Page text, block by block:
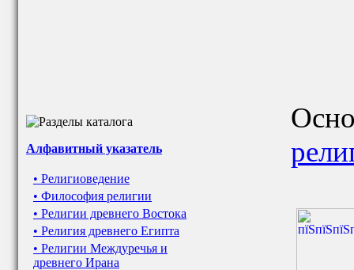
Алфавитный указатель
• Религиоведение
• Философия религии
• Религии древнего Востока
• Религия древнего Египта
• Религии Междуречья и
древнего Ирана